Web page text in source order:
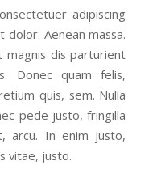
adipiscing
Aenean massa.
magnis dis parturient
Donec quam felis,
quis, sem. Nulla
pede justo, fringilla
arcu. In enim justo,
vitae, justo.